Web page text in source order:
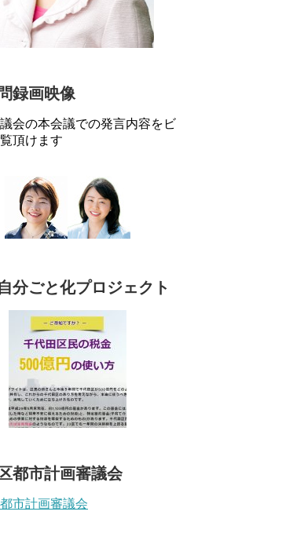
録画映像
会の本会議での発言内容をビ
頂けます
分ごと化プロジェクト
都市計画審議会
市計画審議会